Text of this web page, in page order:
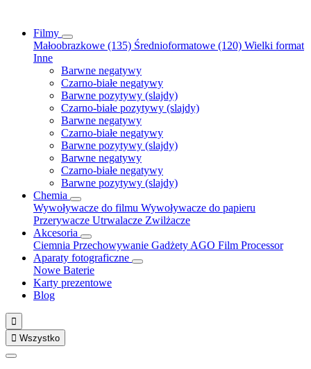
Filmy
Małoobrazkowe (135) Średnioformatowe (120) Wielki format
Inne
Barwne negatywy
Czarno-białe negatywy
Barwne pozytywy (slajdy)
Czarno-białe pozytywy (slajdy)
Barwne negatywy
Czarno-białe negatywy
Barwne pozytywy (slajdy)
Barwne negatywy
Czarno-białe negatywy
Barwne pozytywy (slajdy)
Chemia
Wywoływacze do filmu Wywoływacze do papieru
Przerywacze Utrwalacze Zwilżacze
Akcesoria
Ciemnia Przechowywanie Gadżety AGO Film Processor
Aparaty fotograficzne
Nowe Baterie
Karty prezentowe
Blog

 Wszystko